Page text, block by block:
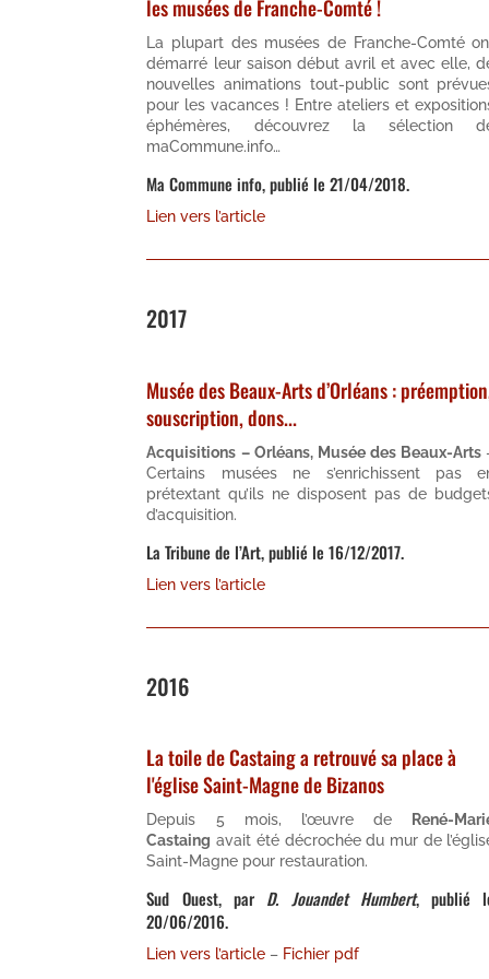
les musées de Franche-Comté !
La plupart des musées de Franche-Comté
démarré leur saison début avril et avec elle,
nouvelles animations tout-public sont
pour les vacances ! Entre ateliers et
éphémères, découvrez la sélection
maCommune.info…
Ma Commune info, publié le 21/04/2018.
Lien vers l’article
2017
Musée des Beaux-Arts d’Orléans :
souscription, dons...
Acquisitions – Orléans, Musée des Beaux-Arts
Certains musées ne s’enrichissent pas
prétextant qu’ils ne disposent pas de
d’acquisition.
La Tribune de l’Art, publié le 16/12/2017.
Lien vers l’article
2016
La toile de Castaing a retrouvé sa place à
l'église Saint-Magne de Bizanos
Depuis 5 mois, l’œuvre de
René-
Castaing avait été décrochée du mur de
Saint-Magne pour restauration.
Sud Ouest, par D. Jouandet Humbert, publié
20/06/2016.
Lien vers l’article – Fichier pdf